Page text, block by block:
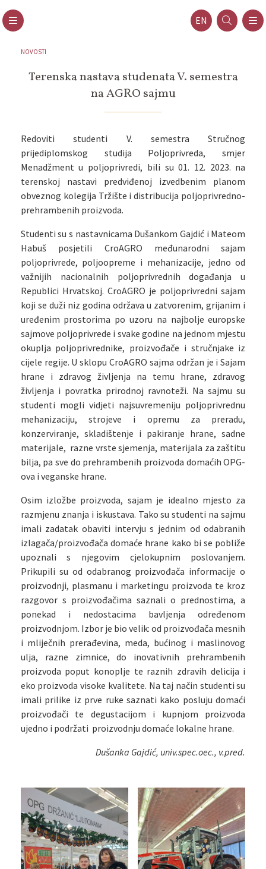
EN
NOVOSTI
Terenska nastava studenata V. semestra
na AGRO sajmu
Redoviti studenti V. semestra Stručnog
prijediplomskog studija Poljoprivreda, smjer
Menadžment u poljoprivredi, bili su 01. 12. 2023. na
terenskoj nastavi predviđenoj izvedbenim planom
obveznog kolegija Tržište i distribucija poljoprivredno-
prehrambenih proizvoda.
Studenti su s nastavnicama Dušankom Gajdić i Mateom
Habuš posjetili CroAGRO međunarodni sajam
poljoprivrede, poljoopreme i mehanizacije, jedno od
važnijih nacionalnih poljoprivrednih događanja u
Republici Hrvatskoj. CroAGRO je poljoprivredni sajam
koji se duži niz godina održava u zatvorenim, grijanim i
uređenim prostorima po uzoru na najbolje europske
sajmove poljoprivrede i svake godine na jednom mjestu
okuplja poljoprivrednike, proizvođače i stručnjake iz
cijele regije. U sklopu CroAGRO sajma održan je i Sajam
hrane i zdravog življenja na temu hrane, zdravog
življenja i povratka prirodnoj ravnoteži. Na sajmu su
studenti mogli vidjeti najsuvremeniju poljoprivrednu
mehanizaciju, strojeve i opremu za preradu,
konzerviranje, skladištenje i pakiranje hrane, sadne
materijale, razne vrste sjemenja, materijala za zaštitu
bilja, pa sve do prehrambenih proizvoda domaćih OPG-
ova i veganske hrane.
Osim izložbe proizvoda, sajam je idealno mjesto za
razmjenu znanja i iskustava. Tako su studenti na sajmu
imali zadatak obaviti intervju s jednim od odabranih
izlagača/proizvođača domaće hrane kako bi se pobliže
upoznali s njegovim cjelokupnim poslovanjem.
Prikupili su od odabranog proizvođača informacije o
proizvodnji, plasmanu i marketingu proizvoda te kroz
razgovor s proizvođačima saznali o prednostima, a
ponekad i nedostacima bavljenja određenom
proizvodnjom. Izbor je bio velik: od proizvođača mesnih
i mliječnih prerađevina, meda, bućinog i maslinovog
ulja, razne zimnice, do inovativnih prehrambenih
proizvoda poput konoplje te raznih zdravih delicija i
eko proizvoda visoke kvalitete. Na taj način studenti su
imali prilike iz prve ruke saznati kako posluju domaći
proizvođači te degustacijom i kupnjom proizvoda
ujedno i podržati proizvodnju domaće lokalne hrane.
Dušanka Gajdić, univ.spec.oec., v.pred.